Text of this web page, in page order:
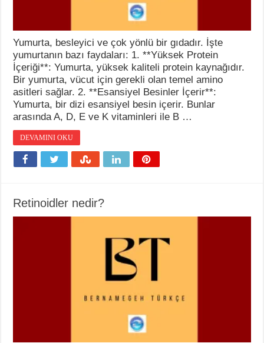
Yumurta, besleyici ve çok yönlü bir gıdadır. İşte
yumurtanın bazı faydaları: 1. **Yüksek Protein
İçeriği**: Yumurta, yüksek kaliteli protein kaynağıdır.
Bir yumurta, vücut için gerekli olan temel amino
asitleri sağlar. 2. **Esansiyel Besinler İçerir**:
Yumurta, bir dizi esansiyel besin içerir. Bunlar
arasında A, D, E ve K vitaminleri ile B …
DEVAMINI OKU
Retinoidler nedir?